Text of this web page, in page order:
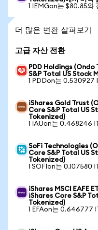
1 IEMGon는 $80.85와
더 많은 변환 살펴보기
고급 자산 전환
PDD Holdings
S&P Total US Stock
1 PDDon는 0.530927
iShares Gold Trust
Core S&P Total US
Tokenized)
1 IAUon는 0.468246
SoFi Technologies
Core S&P Total US
Tokenized)
1 SOFIon는 0.107580
iShares MSCI EAFE
iShares Core S&P
Tokenized)
1 EFAon는 0.646777